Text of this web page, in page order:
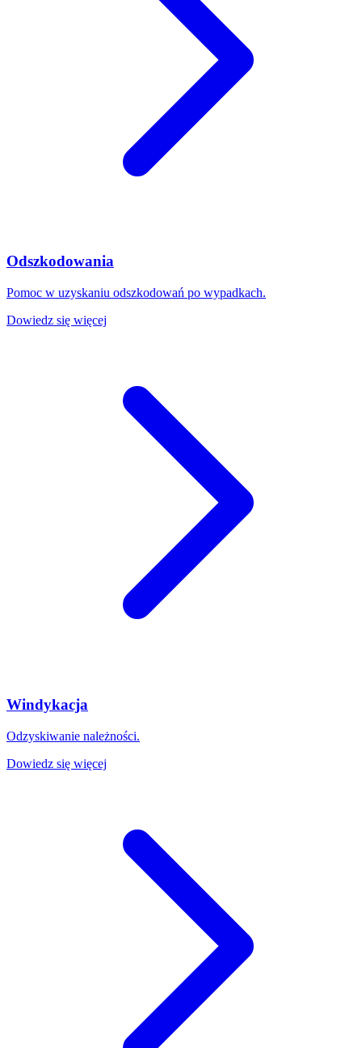
Odszkodowania
Pomoc w uzyskaniu odszkodowań po wypadkach.
Dowiedz się więcej
Windykacja
Odzyskiwanie należności.
Dowiedz się więcej